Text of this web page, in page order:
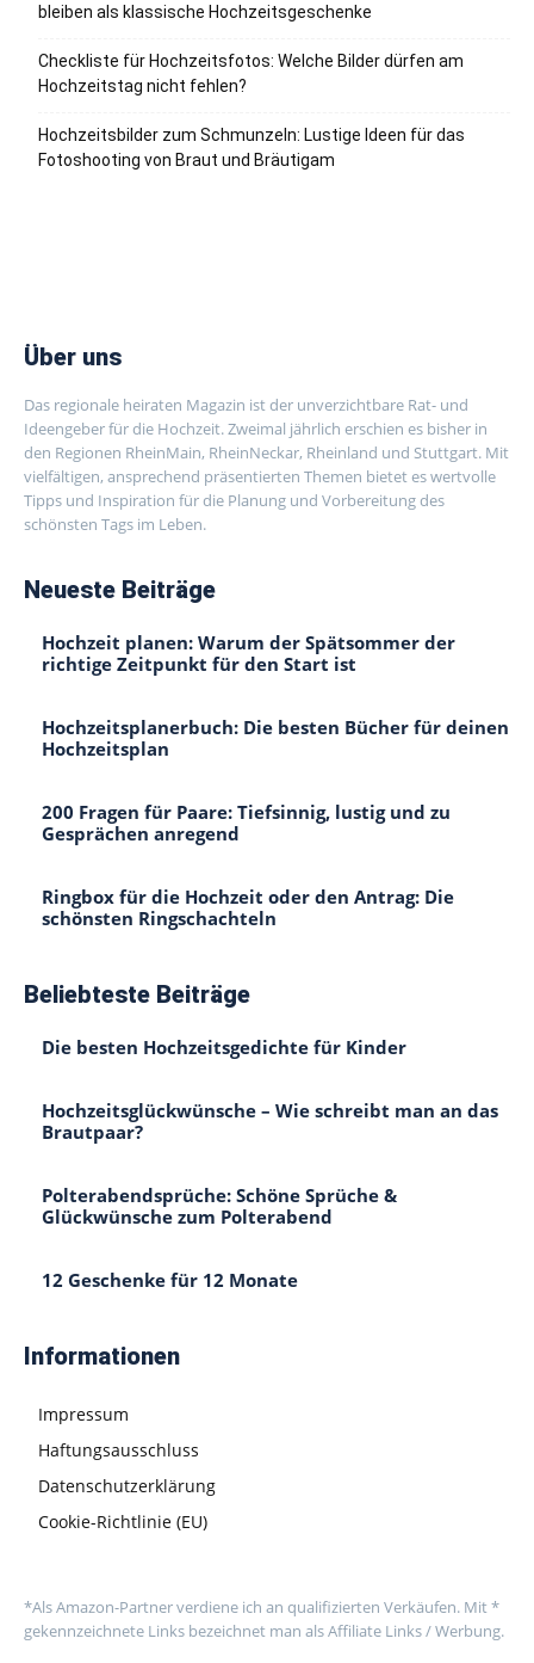
bleiben als klassische Hochzeitsgeschenke
Checkliste für Hochzeitsfotos: Welche Bilder dürfen am
Hochzeitstag nicht fehlen?
Hochzeitsbilder zum Schmunzeln: Lustige Ideen für das
Fotoshooting von Braut und Bräutigam
Über uns
Das regionale heiraten Magazin ist der unverzichtbare Rat- und
Ideengeber für die Hochzeit. Zweimal jährlich erschien es bisher in
den Regionen RheinMain, RheinNeckar, Rheinland und Stuttgart. Mit
vielfältigen, ansprechend präsentierten Themen bietet es wertvolle
Tipps und Inspiration für die Planung und Vorbereitung des
schönsten Tags im Leben.
Neueste Beiträge
Hochzeit planen: Warum der Spätsommer der
richtige Zeitpunkt für den Start ist
Hochzeitsplanerbuch: Die besten Bücher für deinen
Hochzeitsplan
200 Fragen für Paare: Tiefsinnig, lustig und zu
Gesprächen anregend
Ringbox für die Hochzeit oder den Antrag: Die
schönsten Ringschachteln
Beliebteste Beiträge
Die besten Hochzeitsgedichte für Kinder
Hochzeitsglückwünsche – Wie schreibt man an das
Brautpaar?
Polterabendsprüche: Schöne Sprüche &
Glückwünsche zum Polterabend
12 Geschenke für 12 Monate
Informationen
Impressum
Haftungsausschluss
Datenschutzerklärung
Cookie-Richtlinie (EU)
*Als Amazon-Partner verdiene ich an qualifizierten Verkäufen. Mit *
gekennzeichnete Links bezeichnet man als Affiliate Links / Werbung.